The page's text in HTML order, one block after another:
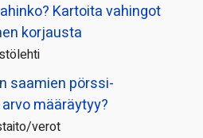
Kartoita vahingot
korjausta
saamien pörssi­
määräytyy?
verot